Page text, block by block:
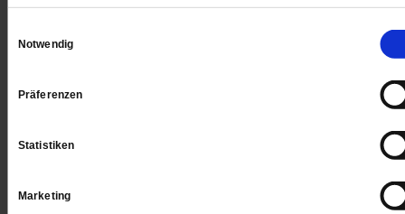
Notwendig
Präferenzen
Statistiken
Marketing
Solidarität: Wie die Sparpolitik der Europäischen